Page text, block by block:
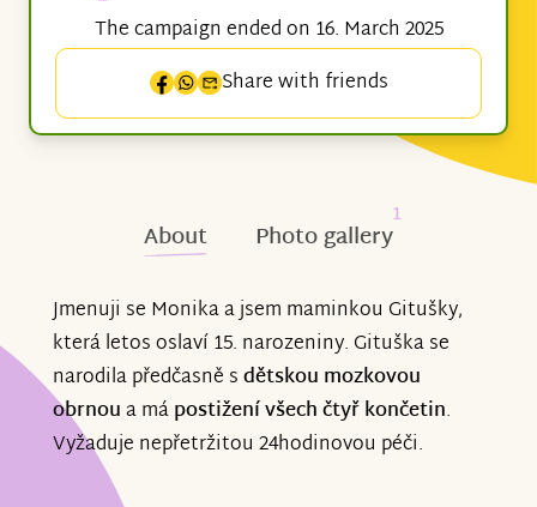
The campaign ended on 16. March 2025
Share with friends
About Photo gallery
1
Jmenuji se Monika a jsem maminkou Gitušky,
která letos oslaví 15. narozeniny. Gituška se
narodila předčasně sdětskou mozkovou
obrnoua mápostižení všech čtyř končetin.
Vyžaduje nepřetržitou 24hodinovou péči.